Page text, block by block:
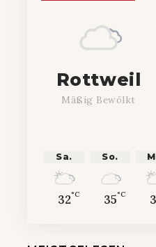
Rottweil
Mäßig Bewölkt
Sa.
32°C
So.
35°C